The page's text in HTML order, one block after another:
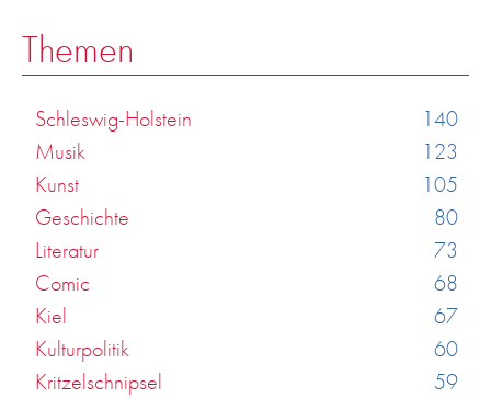
Themen
Schleswig-Holstein
140
Musik
123
Kunst
105
Geschichte
80
Literatur
73
Comic
68
Kiel
67
Kulturpolitik
60
Kritzelschnipsel
59